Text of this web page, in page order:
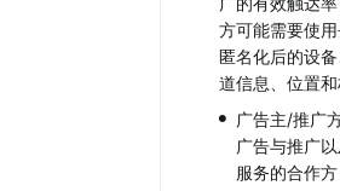
方可能需要使
匿名化后的设
道信息、位置
• 广告主/推广
广告与推广
服务的合作